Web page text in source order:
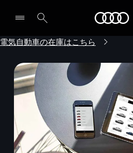
電気自動車の在庫はこちら